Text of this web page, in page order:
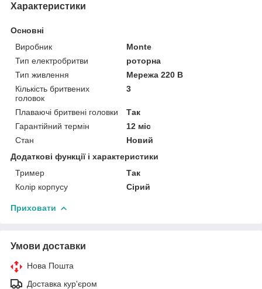
Характеристики
Основні
Виробник
Monte
Тип електробритви
роторна
Тип живлення
Мережа 220 В
Кількість бритвених
головок
3
Плаваючі бритвені головки
Так
Гарантійний термін
12 міс
Стан
Новий
Додаткові функції і характеристики
Тример
Так
Колір корпусу
Сірий
Приховати
Умови доставки
Нова Пошта
Доставка кур'єром